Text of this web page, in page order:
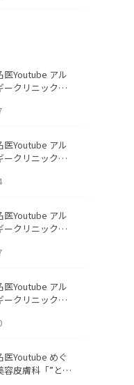
医Youtube アル
ークリニック札
繰り返す人が
たしました。
医Youtube アル
ークリニック札
医師が教える
ました。
医Youtube アル
ークリニック札
は効く？向いて
たしました。
医Youtube アル
ークリニック札
副作用・リバ
ました。
医Youtube めぐ
容皮膚科「”とお